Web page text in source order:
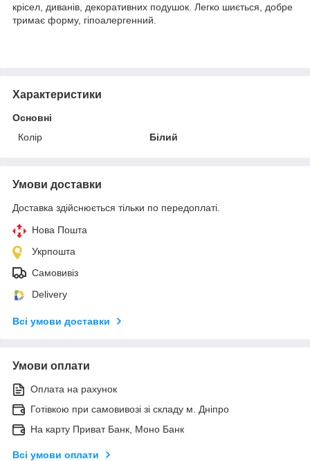
крісел, диванів, декоративних подушок. Легко шиється, добре
тримає форму, гіпоалергенний.
Характеристики
Основні
Колір
Білий
Умови доставки
Доставка здійснюється тільки по передоплаті.
Нова Пошта
Укрпошта
Самовивіз
Delivery
Всі умови доставки
Умови оплати
Оплата на рахунок
Готівкою при самовивозі зі складу м. Дніпро
На карту Приват Банк, Моно Банк
Всі умови оплати